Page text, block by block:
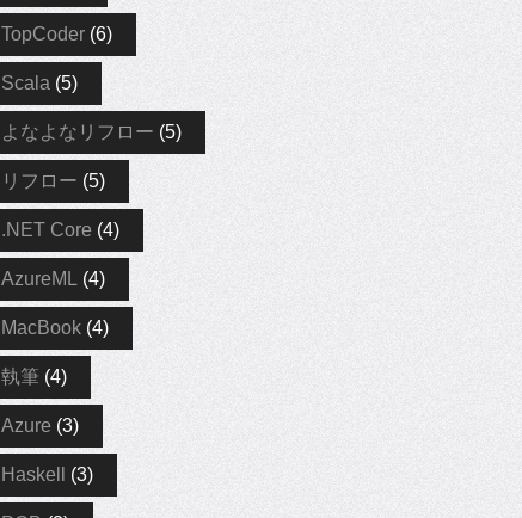
TopCoder (6)
Scala (5)
よなよなリフロー (5)
リフロー (5)
.NET Core (4)
AzureML (4)
MacBook (4)
執筆 (4)
Azure (3)
Haskell (3)